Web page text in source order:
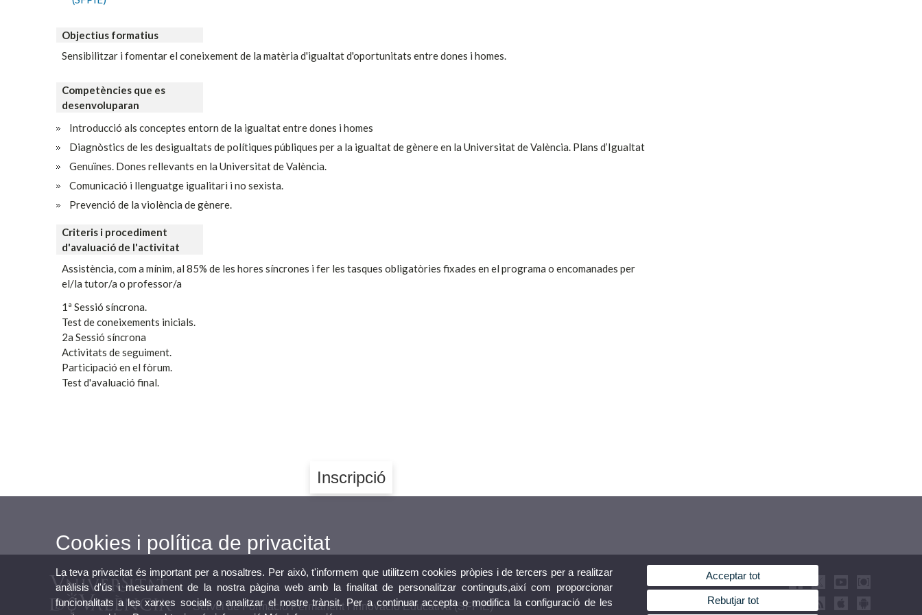
Objectius formatius
Sensibilitzar i fomentar el coneixement de la matèria d'igualtat d'oportunitats entre dones i homes.
Competències que es
desenvoluparan
Introducció als conceptes entorn de la igualtat entre dones i homes
Diagnòstics de les desigualtats de polítiques públiques per a la igualtat de gènere en la Universitat de València. Plans d’Igualtat
Genuïnes. Dones rellevants en la Universitat de València.
Comunicació i llenguatge igualitari i no sexista.
Prevenció de la violència de gènere.
Criteris i procediment
d'avaluació de l'activitat
Assistència, com a mínim, al 85% de les hores síncrones i fer les tasques obligatòries fixades en el programa o encomanades per
el/la tutor/a o professor/a
1ª Sessió síncrona.
Test de coneixements inicials.
2a Sessió síncrona
Activitats de seguiment.
Participació en el fòrum.
Test d'avaluació final.
Inscripció
Servei de Formació Permanent i Innovació Educativa (SFPIE)
Cookies i política de privacitat
La teva privacitat és important per a nosaltres. Per això, t'informem que utilitzem cookies pròpies i de tercers per a realitzar
anàlisis d'ús i mesurament de la nostra pàgina web amb la finalitat de personalitzar continguts,així com proporcionar
funcionalitats a les xarxes socials o analitzar el nostre trànsit. Per a continuar accepta o modifica la configuració de les
Acceptar tot
Rebutjar tot